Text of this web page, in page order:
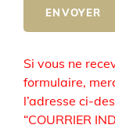
Si vous ne
formulaire,
l’adresse ci-
“COURRIER